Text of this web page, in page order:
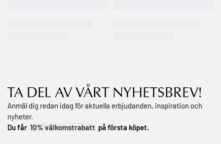
TA DEL AV VÅRT NYHETSBREV!
Anmäl dig redan idag för aktuella erbjudanden, inspiration och
nyheter.
Du får 10% välkomstrabatt på första köpet.